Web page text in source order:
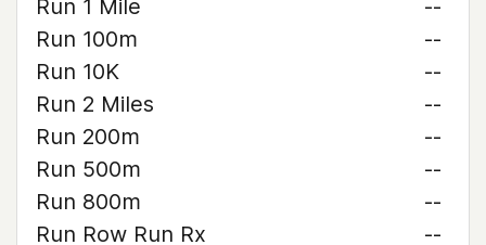
Run 1 Mile
--
Run 100m
--
Run 10K
--
Run 2 Miles
--
Run 200m
--
Run 500m
--
Run 800m
--
Run Row Run Rx
--